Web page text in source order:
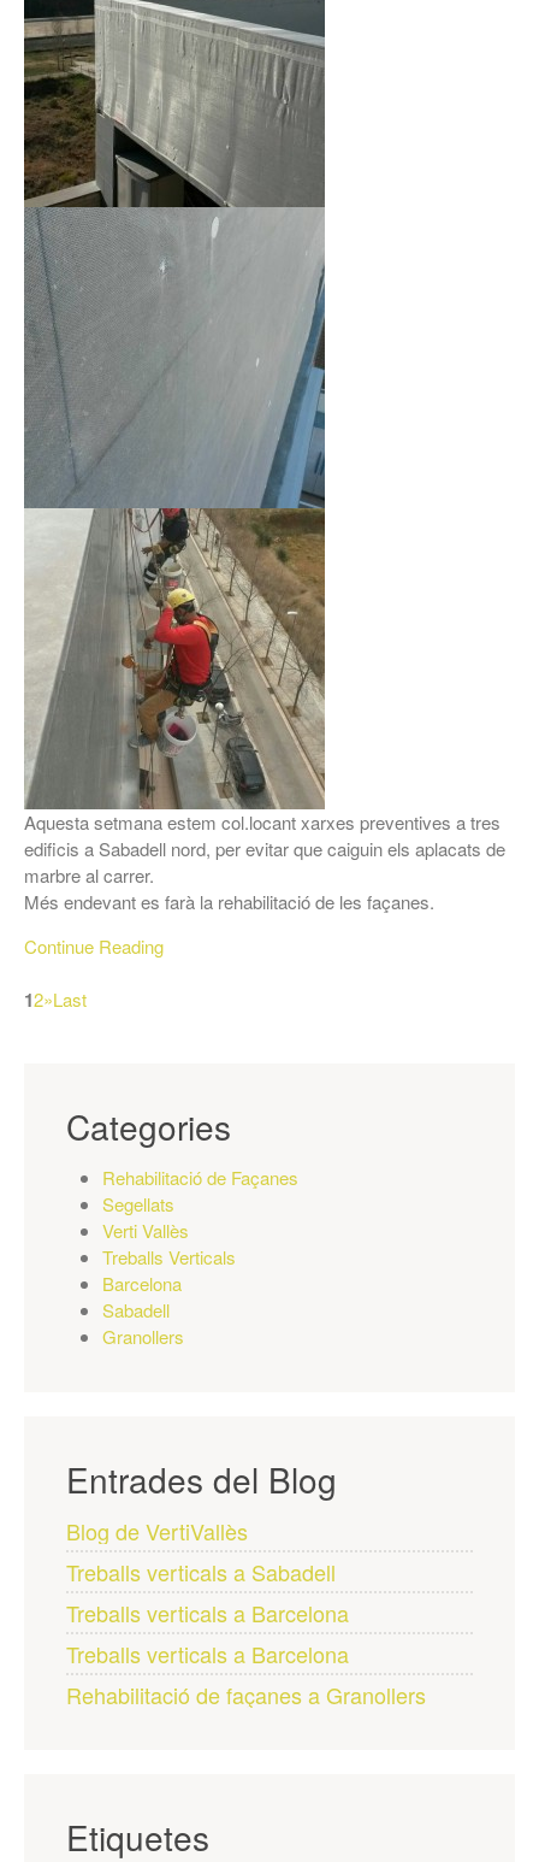
Aquesta setmana estem col.locant xarxes preventives a tres
edificis a Sabadell nord, per evitar que caiguin els aplacats de
marbre al carrer.
Més endevant es farà la rehabilitació de les façanes.
Continue Reading
12»Last
Categories
Rehabilitació de Façanes
Segellats
Verti Vallès
Treballs Verticals
Barcelona
Sabadell
Granollers
Entrades del Blog
Blog de VertiVallès
Treballs verticals a Sabadell
Treballs verticals a Barcelona
Treballs verticals a Barcelona
Rehabilitació de façanes a Granollers
Etiquetes